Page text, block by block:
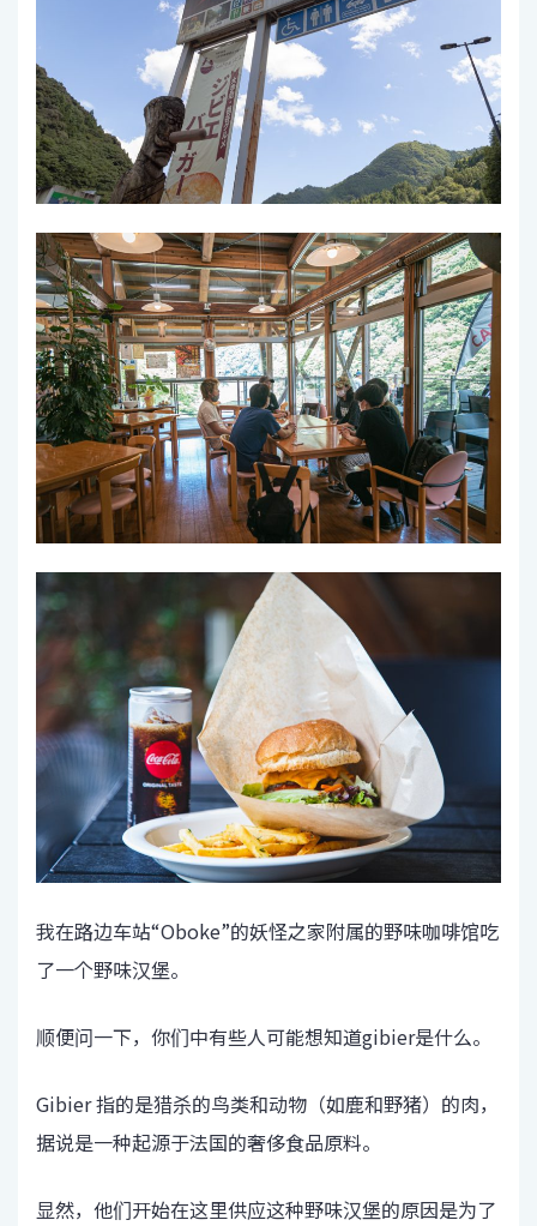
我在路边车站“Oboke”的妖怪之家附属的野味咖啡馆吃
了一个野味汉堡。
顺便问一下，你们中有些人可能想知道gibier是什么。
Gibier 指的是猎杀的鸟类和动物（如鹿和野猪）的肉，
据说是一种起源于法国的奢侈食品原料。
显然，他们开始在这里供应这种野味汉堡的原因是为了